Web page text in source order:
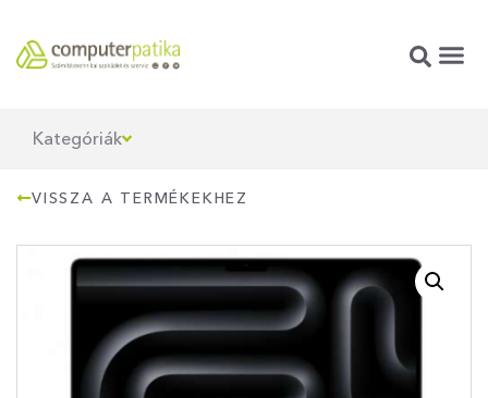
Kategóriák
VISSZA A TERMÉKEKHEZ